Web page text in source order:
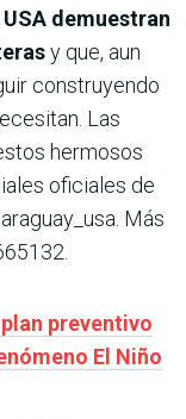
demuestran
y que, aun
construyendo
Las
hermosos
oficiales de
Más
preventivo
El Niño